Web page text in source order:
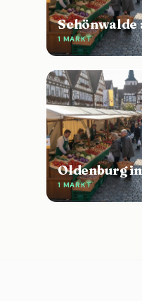
Schönwalde
1 MARKT
Oldenburg
1 MARKT